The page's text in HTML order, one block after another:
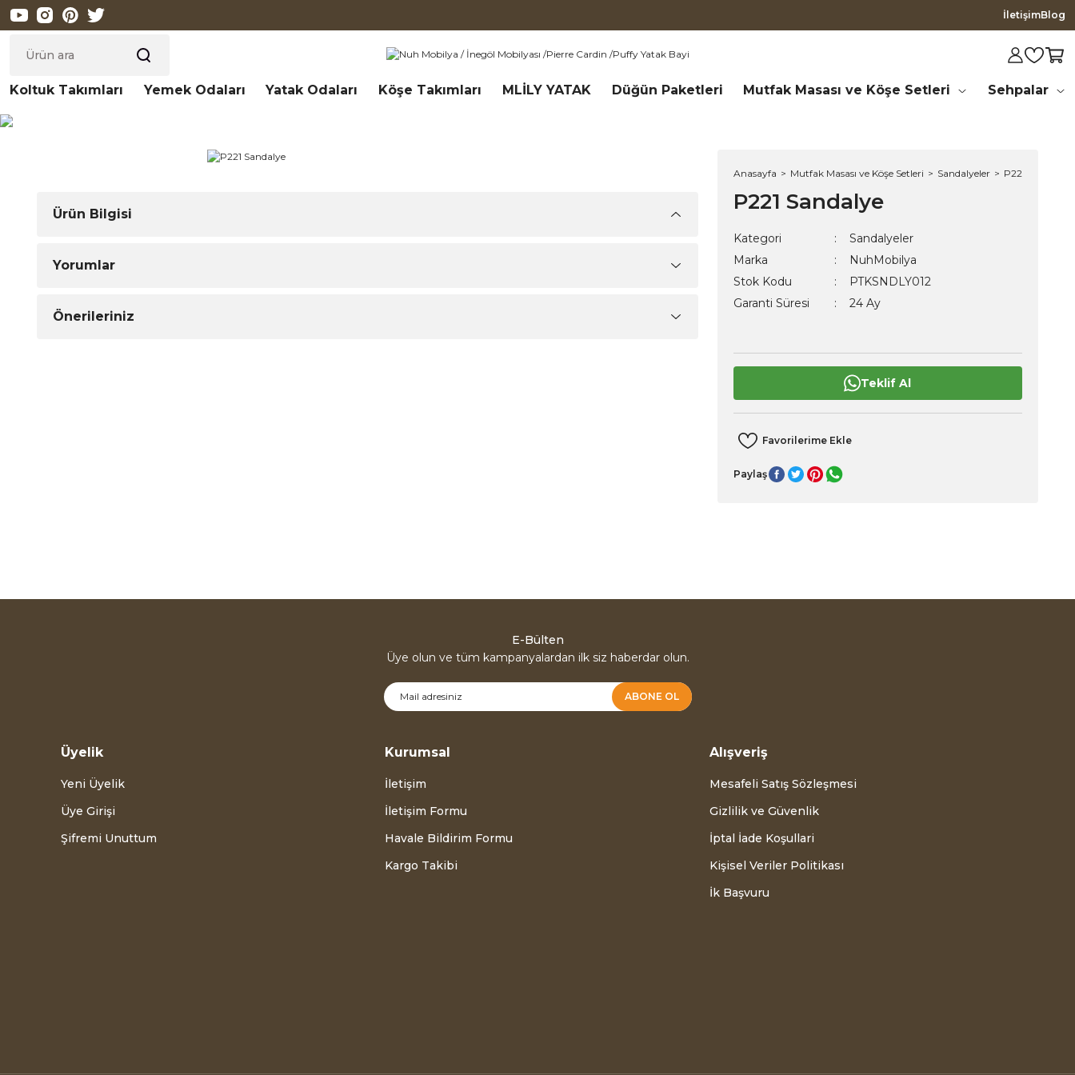
İletişimBlog
Koltuk Takımları Yemek Odaları Yatak Odaları Köşe Takımları MLİLY YATAK Düğün Paketleri Mutfak Masası ve Köşe Setleri Sehpalar
Ürün Bilgisi
Yorumlar
Önerileriniz
Anasayfa Mutfak Masası ve Köşe Setleri Sandalyeler P221 Sandalye
P221 Sandalye
Kategori
Sandalyeler
Marka
NuhMobilya
Stok Kodu
PTKSNDLY012
Garanti Süresi
24 Ay
Teklif Al
Paylaş
E-Bülten
Üye olun ve tüm kampanyalardan ilk siz haberdar olun.
ABONE OL
Üyelik
Yeni Üyelik
Üye Girişi
Şifremi Unuttum
Kurumsal
İletişim
İletişim Formu
Havale Bildirim Formu
Kargo Takibi
Alışveriş
Mesafeli Satış Sözleşmesi
Gizlilik ve Güvenlik
İptal İade Koşullari
Kişisel Veriler Politikası
İk Başvuru